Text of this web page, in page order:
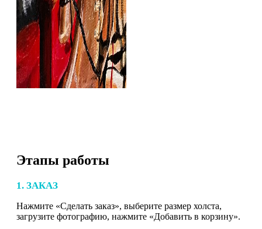
Этапы работы
1. ЗАКАЗ
Нажмите «Сделать заказ», выберите размер холста,
загрузите фотографию, нажмите «Добавить в корзину».